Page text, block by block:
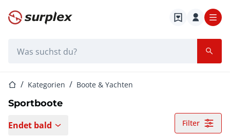
Startseite
StartseiteKategorien Boote & Yachten
Sportboote
Endet bald Filter